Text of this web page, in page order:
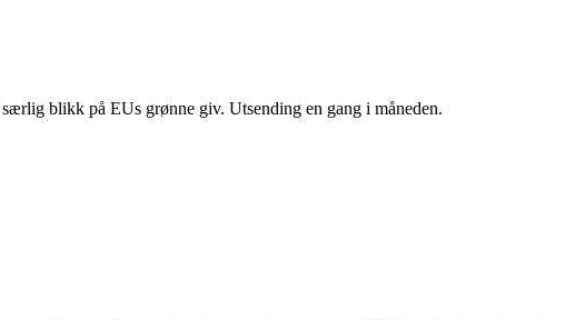
blikk på EUs grønne giv. Utsending en gang i måneden.